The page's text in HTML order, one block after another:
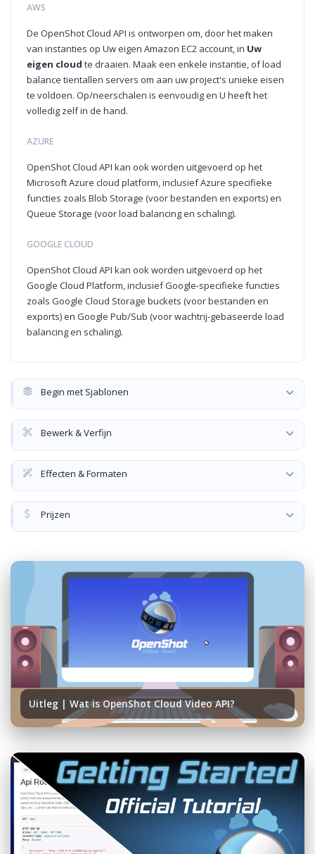
AWS
De OpenShot Cloud API is ontworpen om, door het maken
van instanties op Uw eigen Amazon EC2 account, in Uw
eigen cloud te draaien. Maak een enkele instantie, of load
balance tientallen servers om aan uw project's unieke eisen
te voldoen. Op/neerschalen is eenvoudig en U heeft het
volledig zelf in de hand.
AZURE
OpenShot Cloud API kan ook worden uitgevoerd op het
Microsoft Azure cloud platform, inclusief Azure specifieke
functies zoals Blob Storage (voor bestanden en exports) en
Queue Storage (voor load balancing en schaling).
GOOGLE CLOUD
OpenShot Cloud API kan ook worden uitgevoerd op het
Google Cloud Platform, inclusief Google-specifieke functies
zoals Google Cloud Storage buckets (voor bestanden en
exports) en Google Pub/Sub (voor wachtrij-gebaseerde load
balancing en schaling).
Begin met Sjablonen
Bewerk & Verfijn
Effecten & Formaten
Prijzen
Uitleg | Wat is OpenShot Cloud Video API?